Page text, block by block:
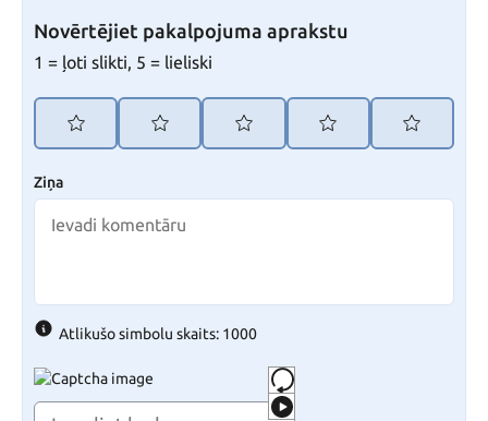
Novērtējiet pakalpojuma aprakstu
1 = ļoti slikti, 5 = lieliski
Ziņa
Atlikušo simbolu skaits: 1000